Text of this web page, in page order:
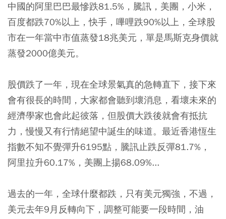
中國的阿里巴巴最慘跌81.5%，騰訊，美團，小米，
百度都跌70%以上，快手，嗶哩跌90%以上，全球股
市在一年當中市值蒸發18兆美元，單是馬斯克身價就
蒸發2000億美元。
股價跌了一年，現在全球景氣真的急轉直下，接下來
會有很長的時間，大家都會聽到壞消息，看壞未來的
經濟學家也會此起彼落，但股價大跌後就會有抵抗
力，慢慢又有行情絕望中誕生的味道。最近香港恆生
指數不知不覺彈升6195點，騰訊止跌反彈81.7%，
阿里拉升60.17%，美團上揚68.09%...
過去的一年，全球什麼都跌，只有美元獨強，不過，
美元去年9月反轉向下，調整可能要一段時間，油